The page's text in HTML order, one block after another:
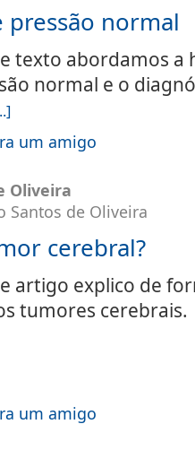
pressão normal
texto abordamos a
normal e o
um amigo
Oliveira
Santos de Oliveira
cerebral?
artigo explico de
tumores
um amigo